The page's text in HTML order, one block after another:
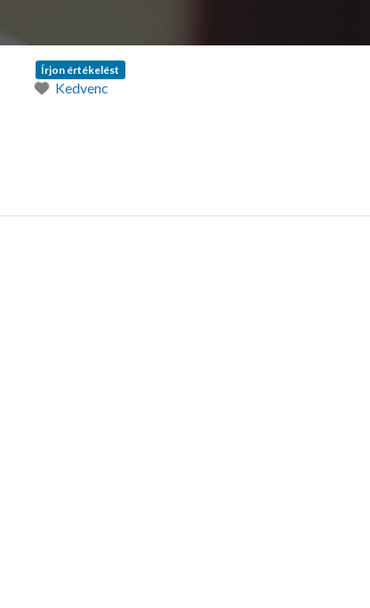
Írjon értékelést
Kedvenc